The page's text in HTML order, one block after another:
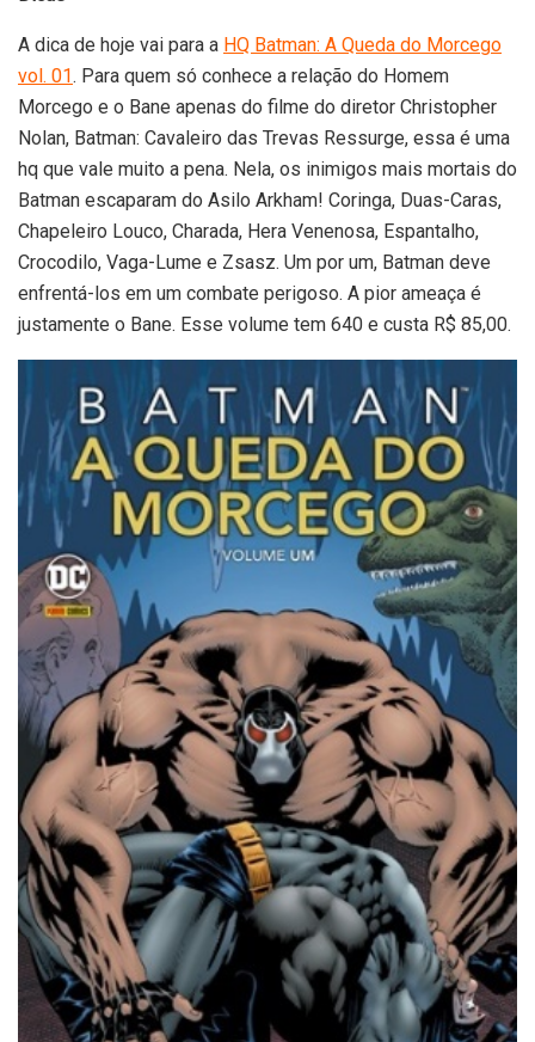
A dica de hoje vai para a HQ Batman: A Queda do Morcego
vol. 01. Para quem só conhece a relação do Homem
Morcego e o Bane apenas do filme do diretor Christopher
Nolan, Batman: Cavaleiro das Trevas Ressurge, essa é uma
hq que vale muito a pena. Nela, os inimigos mais mortais do
Batman escaparam do Asilo Arkham! Coringa, Duas-Caras,
Chapeleiro Louco, Charada, Hera Venenosa, Espantalho,
Crocodilo, Vaga-Lume e Zsasz. Um por um, Batman deve
enfrentá-los em um combate perigoso. A pior ameaça é
justamente o Bane. Esse volume tem 640 e custa R$ 85,00.